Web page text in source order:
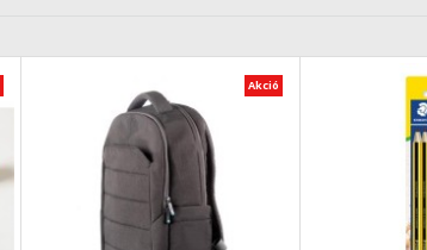
Akció